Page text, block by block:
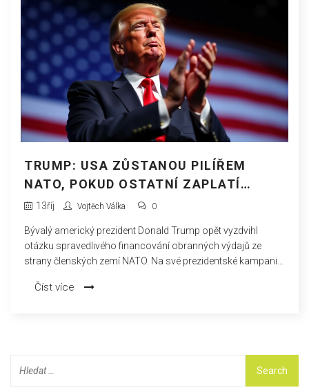
TRUMP: USA ZŮSTANOU PILÍŘEM
NATO, POKUD OSTATNÍ ZAPLATÍ
SPRAVEDLIVÝ PODÍL
13říj Vojtěch Válka 0
Bývalý americký prezident Donald Trump opět vyzdvihl
otázku spravedlivého financování obranných výdajů ze
strany členských zemí NATO. Na své prezidentské kampani
NATO pouze tehdy, pokud ostatní členové začnou plnit své
Číst více